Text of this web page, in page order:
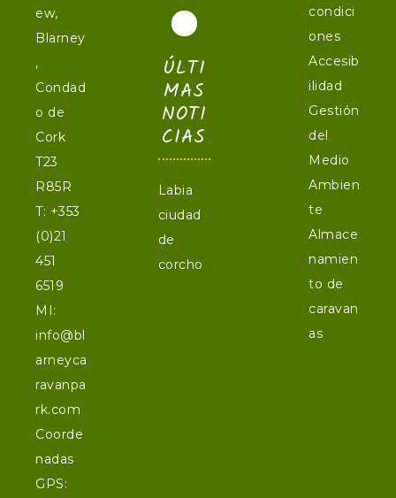
ew,
Blarney
,
Condad
o de
Cork
T23
R85R
T: +353
(0)21
451
6519
MI:
info@bl
arneyca
ravanpa
rk.com
Coorde
nadas
GPS:
ÚLTI
MAS
NOTI
CIAS
Labia
ciudad
de
corcho
condici
ones
Accesib
ilidad
Gestión
del
Medio
Ambien
te
Almace
namien
to de
caravan
as